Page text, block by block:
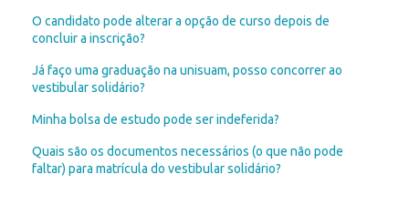
O candidato pode alterar a opção de curso depois de
concluir a inscrição?
Já faço uma graduação na unisuam, posso concorrer ao
vestibular solidário?
Minha bolsa de estudo pode ser indeferida?
Quais são os documentos necessários (o que não pode
faltar) para matrícula do vestibular solidário?